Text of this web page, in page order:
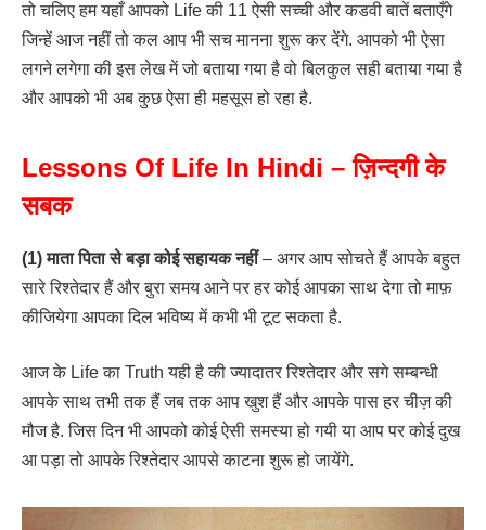
तो चलिए हम यहाँ आपको Life की 11 ऐसी सच्ची और कडवी बातें बताएँगे
जिन्हें आज नहीं तो कल आप भी सच मानना शुरू कर देंगे. आपको भी ऐसा
लगने लगेगा की इस लेख में जो बताया गया है वो बिलकुल सही बताया गया है
और आपको भी अब कुछ ऐसा ही महसूस हो रहा है.
Lessons Of Life In Hindi – ज़िन्दगी के
सबक
(1) माता पिता से बड़ा कोई सहायक नहीं– अगर आप सोचते हैं आपके बहुत
सारे रिश्तेदार हैं और बुरा समय आने पर हर कोई आपका साथ देगा तो माफ़
कीजियेगा आपका दिल भविष्य में कभी भी टूट सकता है.
आज के Life का Truth यही है की ज्यादातर रिश्तेदार और सगे सम्बन्धी
आपके साथ तभी तक हैं जब तक आप खुश हैं और आपके पास हर चीज़ की
मौज है. जिस दिन भी आपको कोई ऐसी समस्या हो गयी या आप पर कोई दुख
आ पड़ा तो आपके रिश्तेदार आपसे काटना शुरू हो जायेंगे.